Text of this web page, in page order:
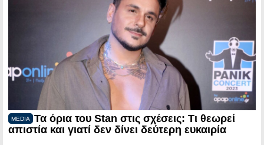
MEDIA
Τα όρια του Stan στις σχέσεις: Τι θεωρεί
απιστία και γιατί δεν δίνει δεύτερη ευκαιρία